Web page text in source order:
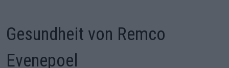
Gesundheit von Remco
Evenepoel